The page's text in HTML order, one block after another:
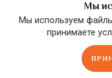
Сравнить
Мы
Мы используем
принимаете